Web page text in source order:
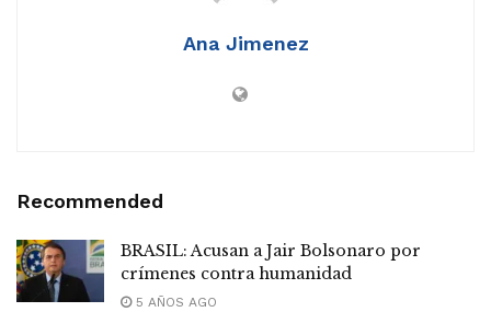
Ana Jimenez
Recommended
BRASIL: Acusan a Jair Bolsonaro por
crímenes contra humanidad
5 AÑOS AGO